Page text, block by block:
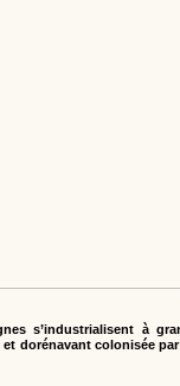
s’industrialisent à
dorénavant colonisée